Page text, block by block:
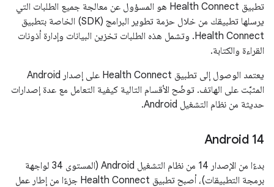
تطبيق Health Connect هو المسؤول عن معالجة جميع الطلبات التي
يرسلها تطبيقك من خلال حزمة تطوير البرامج (SDK) الخاصة بتطبيق
Health Connect. وتشمل هذه الطلبات تخزين البيانات وإدارة أذونات
القراءة والكتابة.
يعتمد الوصول إلى تطبيق Health Connect على إصدار Android
المثبَّت على الهاتف. توضّح الأقسام التالية كيفية التعامل مع عدة إصدارات
حديثة من نظام التشغيل Android.
Android 14
بدءًا من الإصدار 14 من نظام التشغيل Android (المستوى 34 لواجهة
برمجة التطبيقات)، أصبح تطبيق Health Connect جزءًا من إطار عمل